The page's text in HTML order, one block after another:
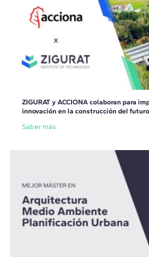
ZIGURAT y ACCIONA colaboran para
innovación en la construcción del futuro
Saber más